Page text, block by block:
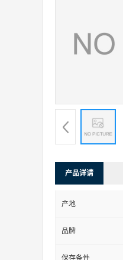
产品详请
产地
品牌
保存条件